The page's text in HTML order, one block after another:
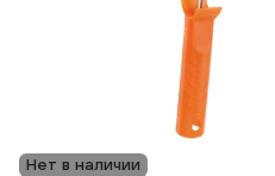
Нет в наличии